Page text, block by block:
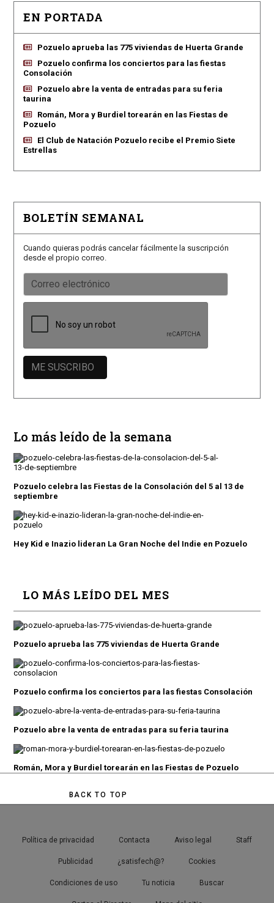
EN PORTADA
Pozuelo aprueba las 775 viviendas de Huerta Grande
Pozuelo confirma los conciertos para las fiestas
Consolación
Pozuelo abre la venta de entradas para su feria
taurina
Román, Mora y Burdiel torearán en las Fiestas de
Pozuelo
El Club de Natación Pozuelo recibe el Premio Siete
Estrellas
BOLETÍN SEMANAL
Cuando quieras podrás cancelar fácilmente la suscripción
desde el propio correo.
Lo más leído de la semana
Pozuelo celebra las Fiestas de la Consolación del 5 al 13 de
septiembre
Hey Kid e Inazio lideran La Gran Noche del Indie en Pozuelo
LO MÁS LEÍDO DEL MES
Pozuelo aprueba las 775 viviendas de Huerta Grande
Pozuelo confirma los conciertos para las fiestas Consolación
Pozuelo abre la venta de entradas para su feria taurina
Román, Mora y Burdiel torearán en las Fiestas de Pozuelo
BACK TO TOP
Política de privacidad Contacta Aviso legal Staff
Publicidad ¿satisfech@? Cookies
Condiciones de uso Tu noticia Buscar